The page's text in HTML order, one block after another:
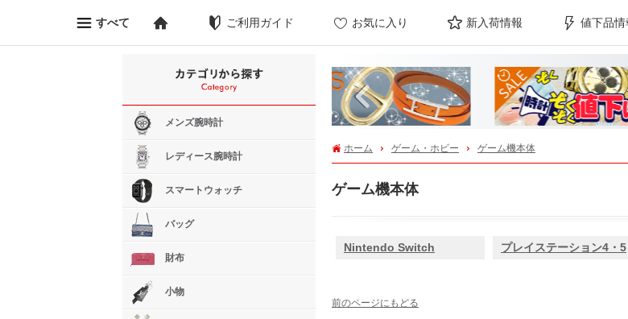
すべて ご利用ガイド お気に入り 新入荷情報 値下品情
Previous
ホーム ゲーム・ホビー ゲーム機本体
ゲーム機本体
Nintendo Switch プレイステーション4・5
前のページにもどる
メンズ腕時計
レディース腕時計
スマートウォッチ
バッグ
財布
小物